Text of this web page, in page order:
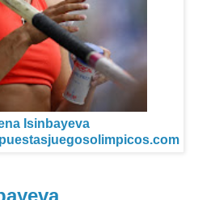
Isinbayeva